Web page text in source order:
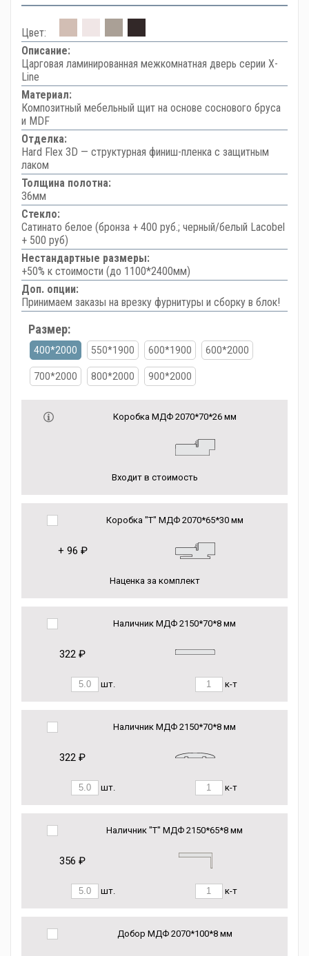
Цвет:
Описание:
Царговая ламинированная межкомнатная дверь серии X-
Line
Материал:
Композитный мебельный щит на основе соснового бруса
и MDF
Отделка:
Hard Flex 3D — структурная финиш-пленка с защитным
лаком
Толщина полотна:
36мм
Стекло:
Сатинато белое (бронза + 400 руб.; черный/белый Lacobel
+ 500 руб)
Нестандартные размеры:
+50% к стоимости (до 1100*2400мм)
Доп. опции:
Принимаем заказы на врезку фурнитуры и сборку в блок!
Размер:
400*2000 550*1900 600*1900 600*2000
700*2000 800*2000 900*2000
Коробка МДФ 2070*70*26 мм
Входит в стоимость
Коробка "Т" МДФ 2070*65*30 мм
+ 96 ₽
Наценка за комплект
Наличник МДФ 2150*70*8 мм
322 ₽
шт. к-т
Наличник МДФ 2150*70*8 мм
322 ₽
шт. к-т
Наличник "Т" МДФ 2150*65*8 мм
356 ₽
шт. к-т
Добор МДФ 2070*100*8 мм